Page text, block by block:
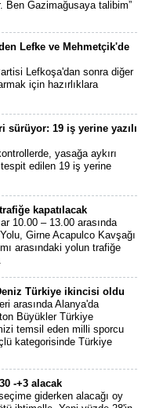
Ben Gazimağusaya talibim”
Lefke ve Mehmetçik'de
Lefkoşa'dan sonra diğer
için hazırlıklara
sürüyor: 19 iş yerine yazılı
yasağa aykırı
tespit edilen 19 iş yerine
kapatılacak
10.00 – 13.00 arasında
Girne Acapulco Kavşağı
arasındaki yolun trafiğe
Türkiye ikincisi oldu
arasında Alanya'da
Büyükler Türkiye
temsil eden milli sporcu
kategorisinde Türkiye
-+3 alacak
giderken alacağı oy